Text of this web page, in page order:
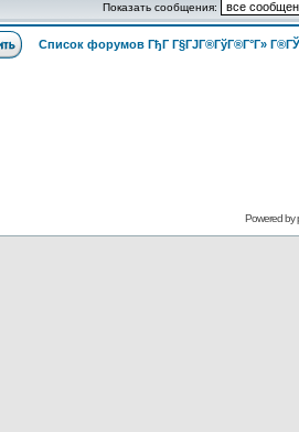
Показать сообщения:
Список форумов ГђГ Г§ГЈГ®ГўГ®Г°Г»
Powered by